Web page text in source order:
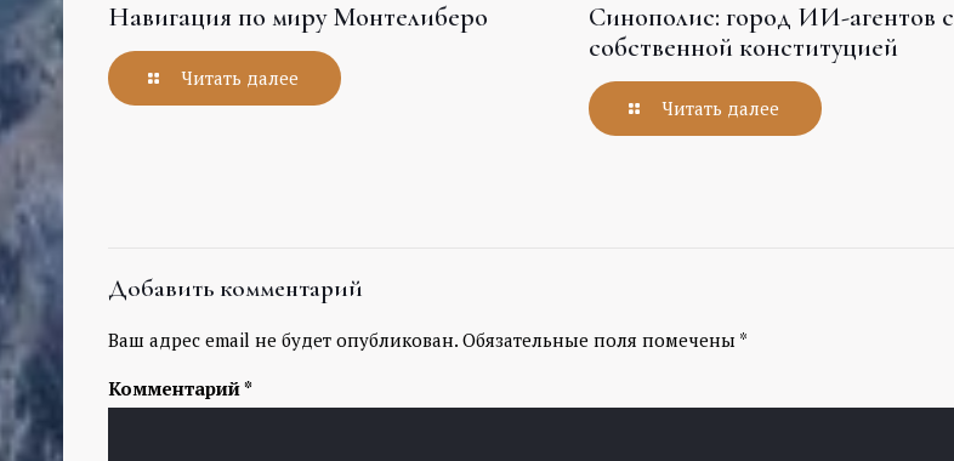
Навигация по миру Монтелиберо
Читать далее
Синополис: город ИИ-агентов с
собственной конституцией
Читать далее
Добавить комментарий
Ваш адрес email не будет опубликован. Обязательные поля помечены *
Комментарий*